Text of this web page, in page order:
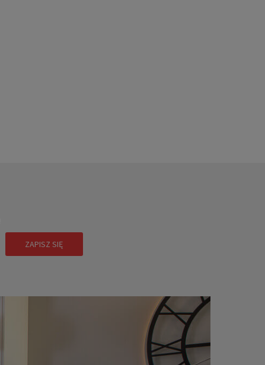
ZAPISZ SIĘ